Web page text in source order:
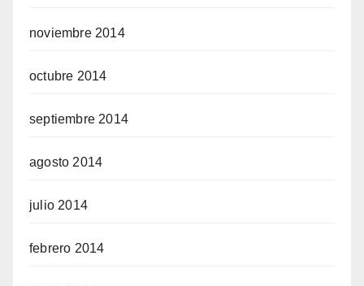
noviembre 2014
octubre 2014
septiembre 2014
agosto 2014
julio 2014
febrero 2014